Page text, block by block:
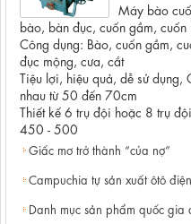
Máy bào
bào, bàn đục, cuốn gầm,
Công dụng: Bào, cuốn gầm,
đục mộng, cưa, cắt
Tiệu lợi, hiệu quả, dễ sử dụng,
nhau từ 50 đến 70cm
Thiết kế 6 trụ đội hoặc 8 trụ
450 - 500
Giấc mơ trở thành “của nợ”
Campuchia tự sản xuất ôtô
Danh mục sản phẩm quốc gia